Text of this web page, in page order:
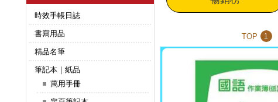
時效手帳日誌
書寫用品
精品名筆
筆記本｜紙品
萬用手冊
TOP 1